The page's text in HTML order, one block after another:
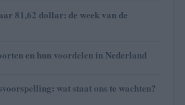
81,62 dollar: de week van de
en hun voordelen in Nederland
wat staat ons te wachten?